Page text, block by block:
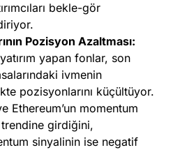
bekle-gör
Pozisyon Azaltması:
yapan fonlar, son
ivmenin
pozisyonlarını küçültüyor.
Ethereum’un momentum
girdiğini,
sinyalinin ise negatif